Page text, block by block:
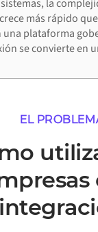
la
más rápido
una plataforma
se convierte en
EL